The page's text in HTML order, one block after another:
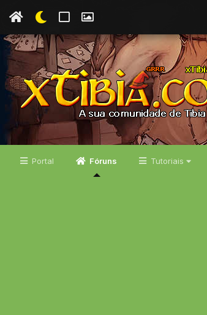
Portal Fóruns Tutoriais